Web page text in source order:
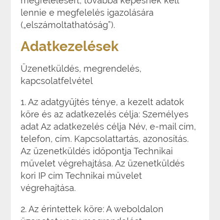
lennie e megfelelés igazolására
(„elszámoltathatóság”).
Adatkezelések
Üzenetküldés, megrendelés,
kapcsolatfelvétel
1. Az adatgyűjtés ténye, a kezelt adatok
köre és az adatkezelés célja: Személyes
adat Az adatkezelés célja Név, e-mail cím,
telefon, cím. Kapcsolattartás, azonosítás.
Az üzenetküldés időpontja Technikai
művelet végrehajtása. Az üzenetküldés
kori IP cím Technikai művelet
végrehajtása.
2. Az érintettek köre: A weboldalon